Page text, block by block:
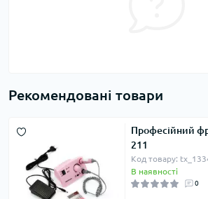
Рекомендовані товари
Професійний
211
Код товару:
В наявності
0